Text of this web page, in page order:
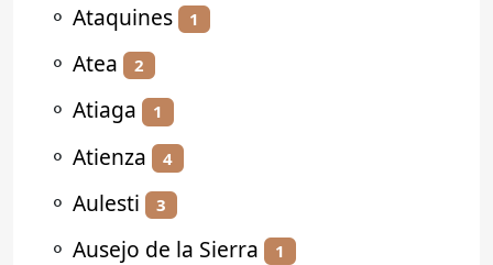
⚬ Ataquines 1
⚬ Atea 2
⚬ Atiaga 1
⚬ Atienza 4
⚬ Aulesti 3
⚬ Ausejo de la Sierra 1